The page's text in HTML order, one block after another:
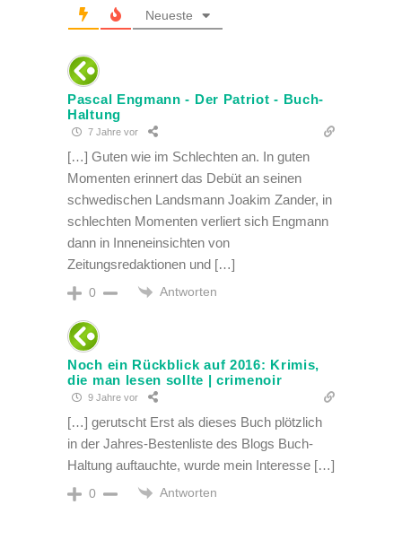
Neueste
Pascal Engmann - Der Patriot - Buch-
Haltung
7 Jahre vor
[…] Guten wie im Schlechten an. In guten
Momenten erinnert das Debüt an seinen
schwedischen Landsmann Joakim Zander, in
schlechten Momenten verliert sich Engmann
dann in Inneneinsichten von
Zeitungsredaktionen und […]
0 Antworten
Noch ein Rückblick auf 2016: Krimis,
die man lesen sollte | crimenoir
9 Jahre vor
[…] gerutscht Erst als dieses Buch plötzlich
in der Jahres-Bestenliste des Blogs Buch-
Haltung auftauchte, wurde mein Interesse […]
0 Antworten